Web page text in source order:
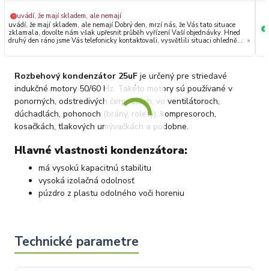
− uvádí, že mají skladem, ale nemají
uvádí, že mají skladem, ale nemají Dobrý den, mrzí nás, že Vás tato situace
zklamala, dovolte nám však upřesnit průběh vyřízení Vaší objednávky. Hned
druhý den ráno jsme Vás telefonicky kontaktovali, vysvětlili situaci ohledně
dodavatele. Jelikož zboží nebylo k dispozici ani u něj, museli jsme objednávku
Zakládáme si na férovém a rychlém jednání. O to více nás mrzí, že i přes naši
okamžitou reakci, osobní telefonát a maximální snahu náš obchod
nedoporučujete. Věříme, že nám v budoucnu dáte příležitost přesvědčit Vás o
»
+
Rozbehový kondenzátor 25uFje určený pre striedavé
indukčné motory 50/60 Hz. Takéto motory sú používané v
ponorných, odstredivých čerpadlách, vo ventilátoroch,
dúchadlách, pohonoch (brány, rolety), kompresoroch,
kosačkách, tlakových umývačkách a podobne.
Hlavné vlastnosti kondenzátora:
má vysokú kapacitnú stabilitu
vysoká izolačná odolnosť
púzdro z plastu odolného voči horeniu